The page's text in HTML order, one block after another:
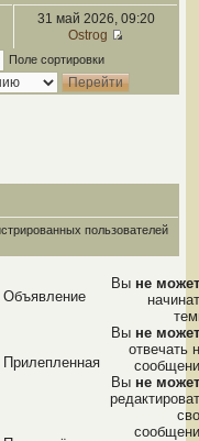
31 май 2026, 09:20
Ostrog
Поле сортировки
пользователей
Объявление
Прилепленная
Вы не
Вы не
отвечать
Вы не